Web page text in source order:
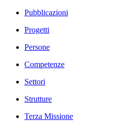
Pubblicazioni
Progetti
Persone
Competenze
Settori
Strutture
Terza Missione